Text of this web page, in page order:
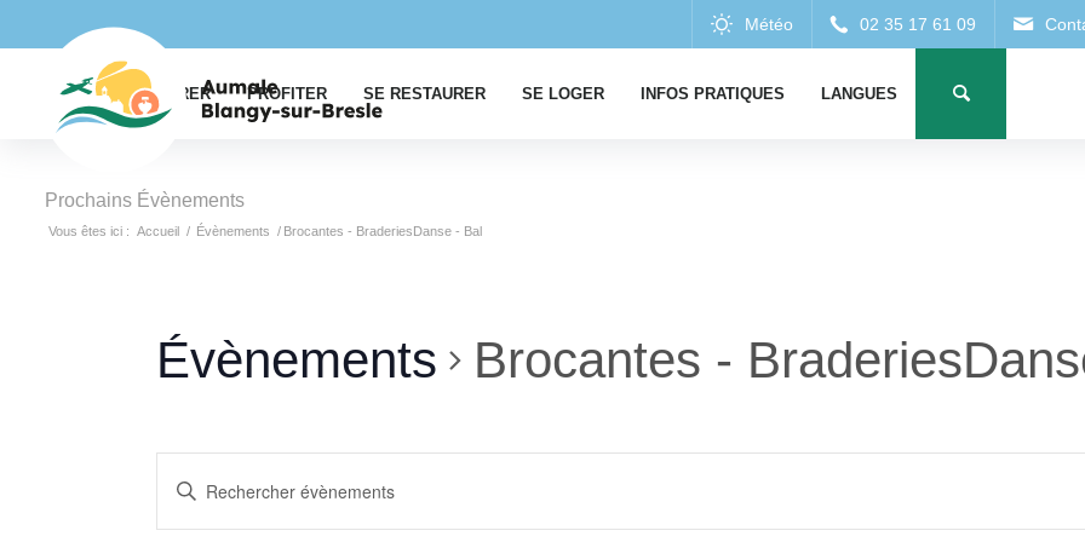
EXPLORER PROFITER SE RESTAURER SE LOGER INFOS PRATIQUES LANGUES
Prochains Évènements
Vous êtes ici : Accueil / Évènements / Brocantes - BraderiesDanse - Bal
Évènements Brocantes -
et
Saisir